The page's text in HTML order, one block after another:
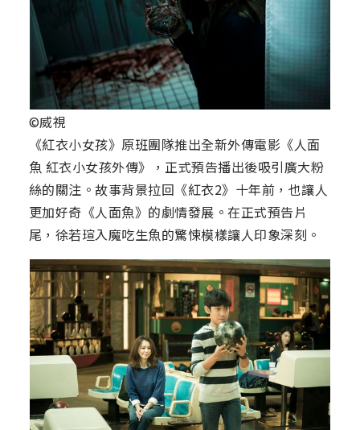
©威視
《紅衣小女孩》原班團隊推出全新外傳電影《人面
魚 紅衣小女孩外傳》，正式預告播出後吸引廣大粉
絲的關注。故事背景拉回《紅衣2》十年前，也讓人
更加好奇《人面魚》的劇情發展。在正式預告片
尾，徐若瑄入魔吃生魚的驚悚模樣讓人印象深刻。